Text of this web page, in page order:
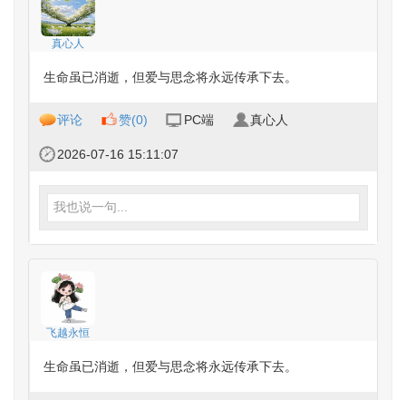
真心人
生命虽已消逝，但爱与思念将永远传承下去。
评论 赞(0) PC端 真心人
2026-07-16 15:11:07
我也说一句...
飞越永恒
生命虽已消逝，但爱与思念将永远传承下去。